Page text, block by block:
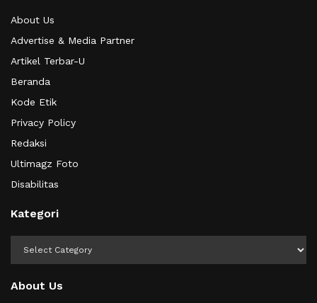
About Us
Advertise & Media Partner
Artikel Terbar-U
Beranda
Kode Etik
Privacy Policy
Redaksi
Ultimagz Foto
Disabilitas
Kategori
About Us